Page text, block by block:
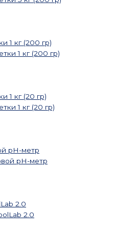
1 кг (200 гр)
1 кг (20 гр)
рН-метр
2.0